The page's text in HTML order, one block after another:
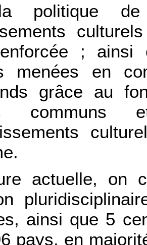
de
; ainsi
menées en
grâce au
communs
actuelle, on
ainsi que 5
pays, en